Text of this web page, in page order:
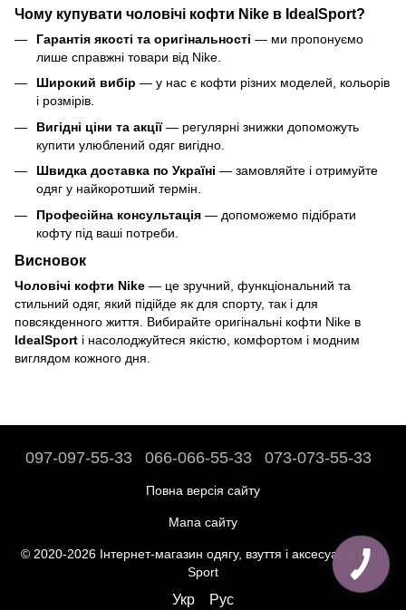
Чому купувати чоловічі кофти Nike в IdealSport?
Гарантія якості та оригінальності — ми пропонуємо
лише справжні товари від Nike.
Широкий вибір — у нас є кофти різних моделей, кольорів
і розмірів.
Вигідні ціни та акції— регулярні знижки допоможуть
купити улюблений одяг вигідно.
Швидка доставка по Україні — замовляйте і отримуйте
одяг у найкоротший термін.
Професійна консультація — допоможемо підібрати
кофту під ваші потреби.
Висновок
Чоловічі кофти Nike — це зручний, функціональний та
стильний одяг, який підійде як для спорту, так і для
повсякденного життя. Вибирайте оригінальні кофти Nike в
IdealSport і насолоджуйтеся якістю, комфортом і модним
виглядом кожного дня.
097-097-55-33 066-066-55-33 073-073-55-33
Повна версія сайту
Мапа сайту
© 2020-2026 Інтернет-магазин одягу, взуття і аксесуарів Ideal
Sport
Укр Рус